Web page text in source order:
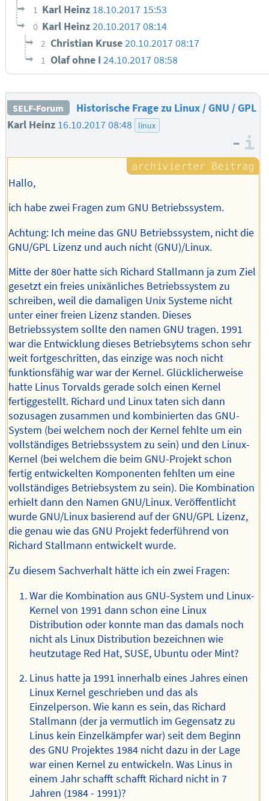
1 Karl Heinz 18.10.2017 15:53
0 Karl Heinz20.10.2017 08:14
2 Christian Kruse20.10.2017 08:17
1 Olaf ohne I 24.10.2017 08:58
SELF-Forum
Historische Frage zu Linux / GNU / GPL
Karl Heinz 16.10.2017 08:48 linux
–
Hallo,
ich habe zwei Fragen zum GNU Betriebssystem.
Achtung: Ich meine das GNU Betriebssystem, nicht die
GNU/GPL Lizenz und auch nicht (GNU)/Linux.
Mitte der 80er hatte sich Richard Stallmann ja zum Ziel
gesetzt ein freies unixänliches Betriebssystem zu
schreiben, weil die damaligen Unix Systeme nicht
unter einer freien Lizenz standen. Dieses
Betriebssystem sollte den namen GNU tragen. 1991
war die Entwicklung dieses Betriebsytems schon sehr
weit fortgeschritten, das einzige was noch nicht
funktionsfähig war war der Kernel. Glücklicherweise
hatte Linus Torvalds gerade solch einen Kernel
fertiggestellt. Richard und Linux taten sich dann
sozusagen zusammen und kombinierten das GNU-
System (bei welchem noch der Kernel fehlte um ein
vollständiges Betriebssystem zu sein) und den Linux-
Kernel (bei welchem die beim GNU-Projekt schon
fertig entwickelten Komponenten fehlten um eine
vollständiges Betriebsystem zu sein). Die Kombination
erhielt dann den Namen GNU/Linux. Veröffentlicht
wurde GNU/Linux basierend auf der GNU/GPL Lizenz,
die genau wie das GNU Projekt federführend von
Richard Stallmann entwickelt wurde.
Zu diesem Sachverhalt hätte ich ein zwei Fragen:
War die Kombination aus GNU-System und Linux-
Kernel von 1991 dann schon eine Linux
Distribution oder konnte man das damals noch
nicht als Linux Distribution bezeichnen wie
heutzutage Red Hat, SUSE, Ubuntu oder Mint?
Linus hatte ja 1991 innerhalb eines Jahres einen
Linux Kernel geschrieben und das als
Einzelperson. Wie kann es sein, das Richard
Stallmann (der ja vermutlich im Gegensatz zu
Linus kein Einzelkämpfer war) seit dem Beginn
des GNU Projektes 1984 nicht dazu in der Lage
war einen Kernel zu entwickeln. Was Linus in
einem Jahr schafft schafft Richard nicht in 7
Jahren (1984 - 1991)?